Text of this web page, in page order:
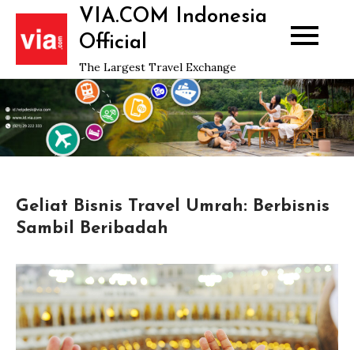
Skip
content
VIA.COM Indonesia
Official
The Largest Travel Exchange
Geliat Bisnis Travel Umrah: Berbisnis
Sambil Beribadah